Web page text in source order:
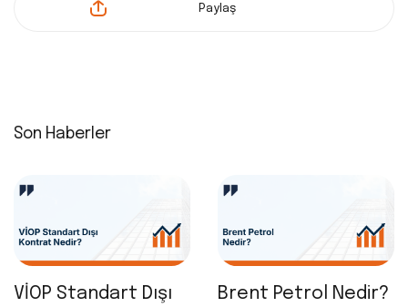
Paylaş
Son Haberler
VİOP Standart Dışı
Brent Petrol Nedir?